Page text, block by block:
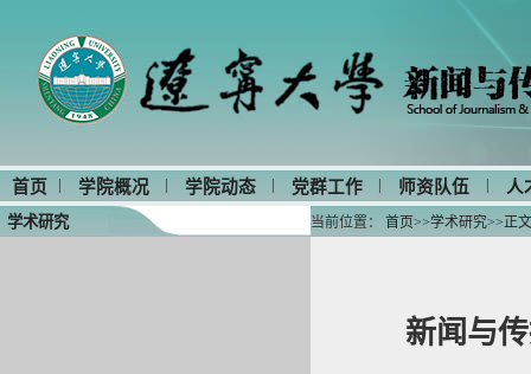
首页 | 学院概况 | 学院动态 | 党群工作 | 师资队伍 | 人
学术研究 当前位置： 首页>>学术研究>>正文
新闻与